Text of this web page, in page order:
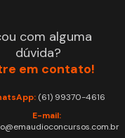
com alguma
dúvida?
em contato!
(61) 99370-4616
E-mail: